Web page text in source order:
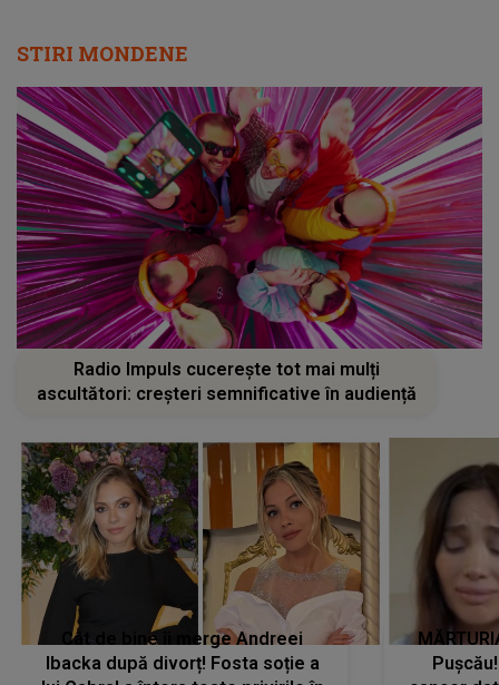
STIRI MONDENE
Radio Impuls cucerește tot mai mulți
ascultători: creșteri semnificative în audiență
Cât de bine îi merge Andreei
Ibacka după divorț! Fosta soție a